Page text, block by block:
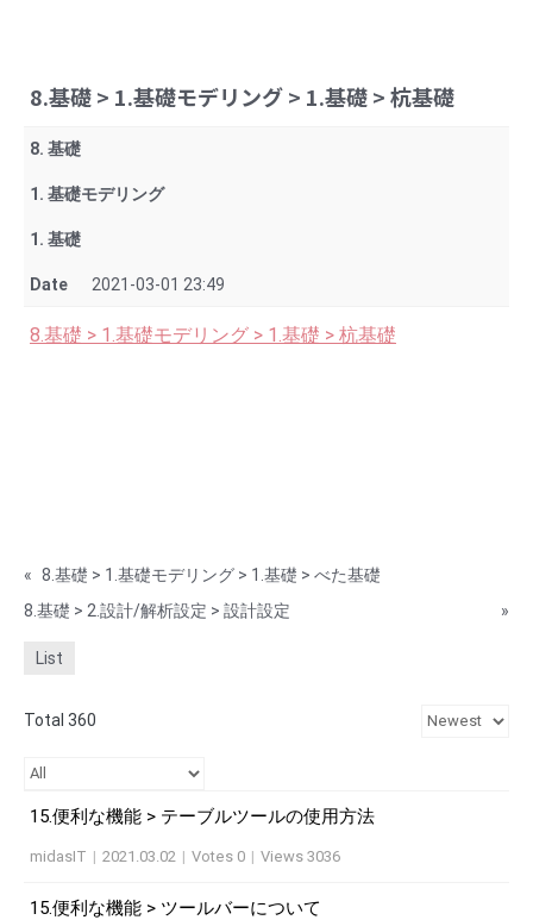
8.基礎 > 1.基礎モデリング > 1.基礎 > 杭基礎
8. 基礎
1. 基礎モデリング
1. 基礎
Date 2021-03-01 23:49
8.基礎 > 1.基礎モデリング > 1.基礎 > 杭基礎
« 8.基礎 > 1.基礎モデリング > 1.基礎 > べた基礎
8.基礎 > 2.設計/解析設定 > 設計設定
»
List
Total 360
15.便利な機能 > テーブルツールの使用方法
midasIT | 2021.03.02 | Votes 0 | Views 3036
15.便利な機能 > ツールバーについて